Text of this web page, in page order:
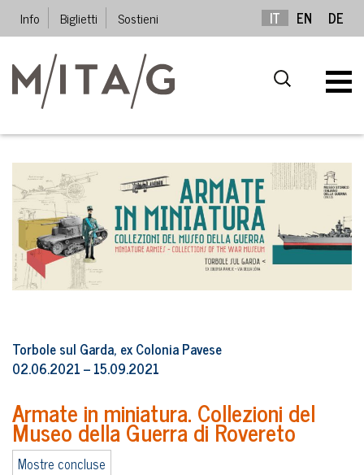
Info Biglietti Sostieni IT EN DE
Torbole sul Garda, ex Colonia Pavese
02.06.2021 – 15.09.2021
Armate in miniatura. Collezioni del
Museo della Guerra di Rovereto
Mostre concluse